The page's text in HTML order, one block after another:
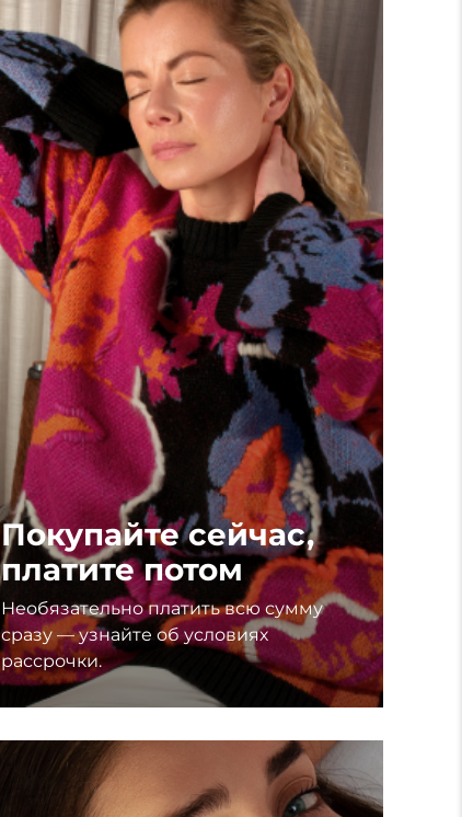
Покупайте сейчас,
платите потом
Необязательно платить всю сумму
сразу — узнайте об условиях
рассрочки.